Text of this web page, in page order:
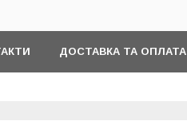
ДОСТАВКА ТА ОПЛАТА